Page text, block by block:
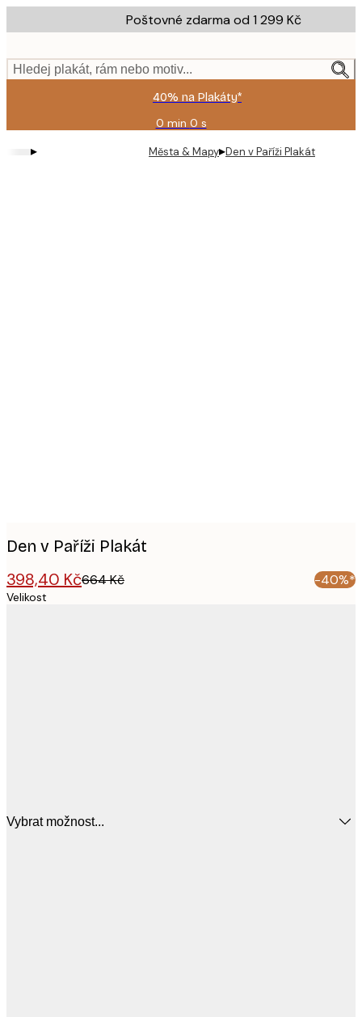
to
content.
Poštovné zdarma od 1 299 Kč
Hledej plakát, rám nebo motiv...
40% na Plakáty*
0 min 0 s
Platné
do:
2026-
▸ Města & Mapy▸Den v Paříži Plakát
Den v Paříži Plakát
398,40 Kč664 Kč -40%*
Velikost
Vybrat možnost...